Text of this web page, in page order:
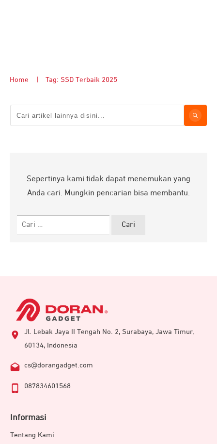
Home Tag: SSD Terbaik 2025
Sepertinya kami tidak dapat menemukan yang
Anda cari. Mungkin pencarian bisa membantu.
Cari
Jl. Lebak Jaya II Tengah No. 2, Surabaya, Jawa Timur,
60134, Indonesia
cs@dorangadget.com
087834601568
Informasi
Tentang Kami